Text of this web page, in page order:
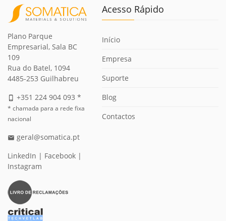
Plano Parque
Empresarial, Sala BC
109
Rua do Batel, 1094
4485-253 Guilhabreu
phone_iphone +351 224 904 093 *
* chamada para a rede fixa
nacional
email geral@somatica.pt
LinkedIn | Facebook |
Instagram
Acesso Rápido
Início
Empresa
Suporte
Blog
Contactos